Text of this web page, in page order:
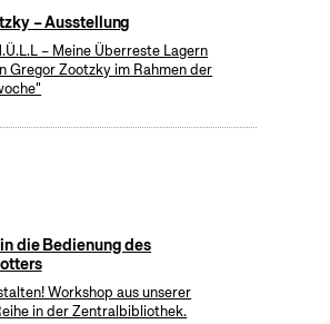
– Ausstellung
– Meine Überreste Lagern
Gregor Zootzky im Rahmen der
die Bedienung des
Workshop aus unserer
in der Zentralbibliothek.